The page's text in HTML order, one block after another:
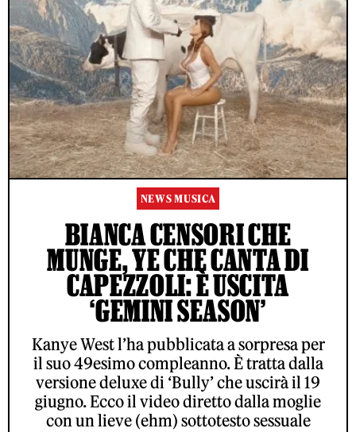
NEWS MUSICA
BIANCA CENSORI CHE
MUNGE, YE CHE CANTA DI
CAPEZZOLI: È USCITA
‘GEMINI SEASON’
Kanye West l’ha pubblicata a sorpresa per
il suo 49esimo compleanno. È tratta dalla
versione deluxe di ‘Bully’ che uscirà il 19
giugno. Ecco il video diretto dalla moglie
con un lieve (ehm) sottotesto sessuale